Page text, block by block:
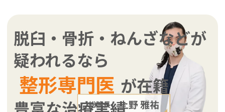
脱臼・骨折・ねんざなどが
疑われるなら
整形専門医 が在籍